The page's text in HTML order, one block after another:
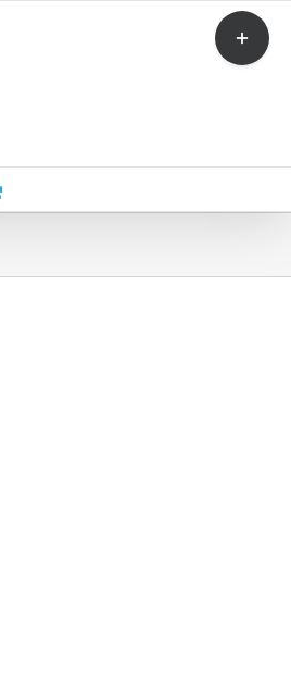
Toggle
Sliding
Bar